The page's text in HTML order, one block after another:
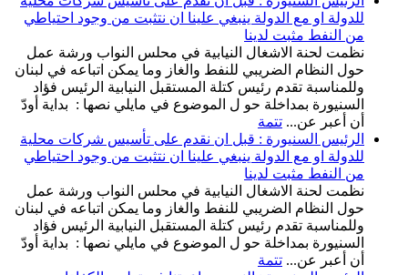
للدولة او مع الدولة ينبغي علينا ان نتثبت من وجود احتياطي
من النفط مثبت لدينا
نظمت لحنة الاشغال النيابية في محلس النواب ورشة عمل
حول النظام الضريبي للنفط والغاز وما يمكن اتباعه في لبنان
وللمناسبة تقدم رئيس كتلة المستقبل النيابية الرئيس فؤاد
السنيورة بمداخلة حو ل الموضوع في مايلي نصها : بداية أودّ
أن أعبر عن... تتمة
الرئيس السنيورة : قبل ان نقدم على تأسيس شركات محلية
للدولة او مع الدولة ينبغي علينا ان نتثبت من وجود احتياطي
من النفط مثبت لدينا
نظمت لحنة الاشغال النيابية في محلس النواب ورشة عمل
حول النظام الضريبي للنفط والغاز وما يمكن اتباعه في لبنان
وللمناسبة تقدم رئيس كتلة المستقبل النيابية الرئيس فؤاد
السنيورة بمداخلة حو ل الموضوع في مايلي نصها : بداية أودّ
أن أعبر عن... تتمة